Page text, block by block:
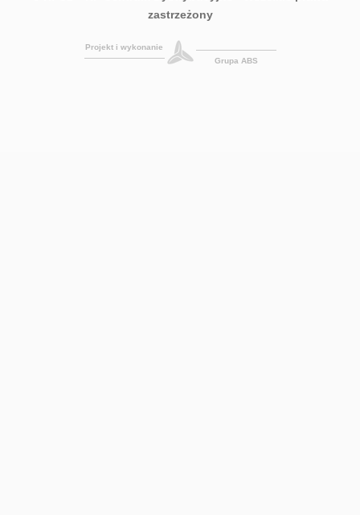
zastrzeżony
Projekt i wykonanie
Grupa ABS